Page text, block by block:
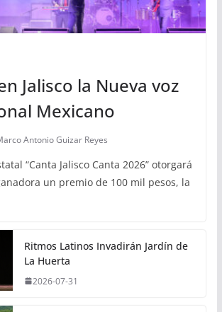
Jalisco la Nueva voz
Mexicano
Antonio Guizar Reyes
“Canta Jalisco Canta 2026” otorgará
un premio de 100 mil pesos, la
Ritmos Latinos Invadirán Jardín de
La Huerta
2026-07-31